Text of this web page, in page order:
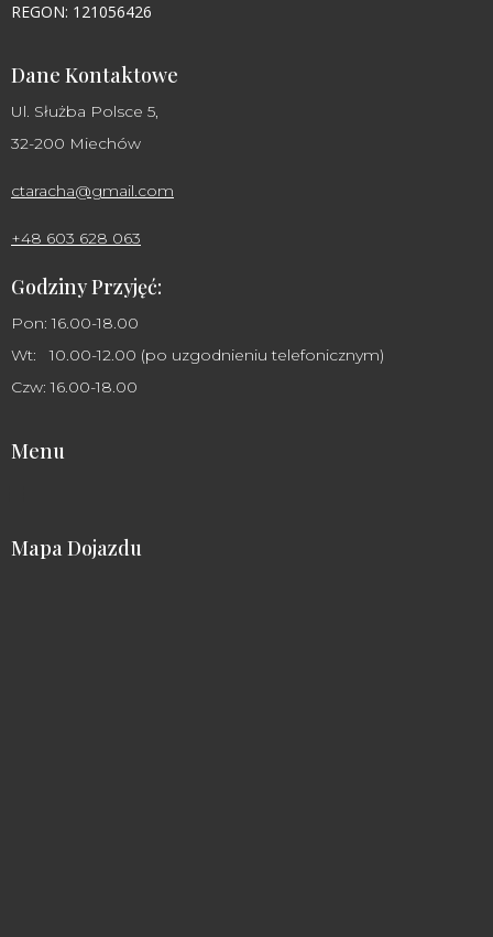
REGON: 121056426
Dane Kontaktowe
Ul. Służba Polsce 5,
32-200 Miechów
ctaracha@gmail.com
+48 603 628 063
Godziny Przyjęć:
Pon: 16.00-18.00
Wt: 10.00-12.00 (po uzgodnieniu telefonicznym)
Czw: 16.00-18.00
Menu
Mapa Dojazdu